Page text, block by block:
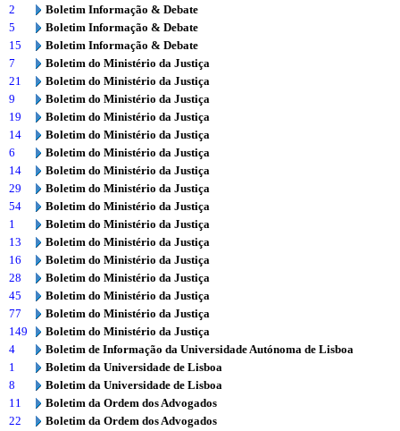
2
Boletim Informação & Debate
5
Boletim Informação & Debate
15
Boletim Informação & Debate
7
Boletim do Ministério da Justiça
21
Boletim do Ministério da Justiça
9
Boletim do Ministério da Justiça
19
Boletim do Ministério da Justiça
14
Boletim do Ministério da Justiça
6
Boletim do Ministério da Justiça
14
Boletim do Ministério da Justiça
29
Boletim do Ministério da Justiça
54
Boletim do Ministério da Justiça
1
Boletim do Ministério da Justiça
13
Boletim do Ministério da Justiça
16
Boletim do Ministério da Justiça
28
Boletim do Ministério da Justiça
45
Boletim do Ministério da Justiça
77
Boletim do Ministério da Justiça
149
Boletim do Ministério da Justiça
4
Boletim de Informação da Universidade Autónoma de Lisboa
1
Boletim da Universidade de Lisboa
8
Boletim da Universidade de Lisboa
11
Boletim da Ordem dos Advogados
22
Boletim da Ordem dos Advogados